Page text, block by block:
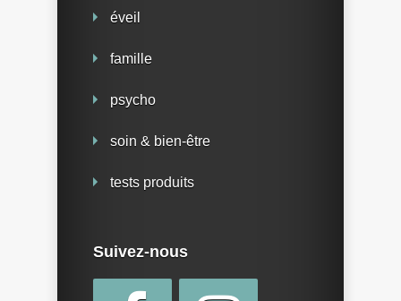
éveil
famille
psycho
soin & bien-être
tests produits
Suivez-nous